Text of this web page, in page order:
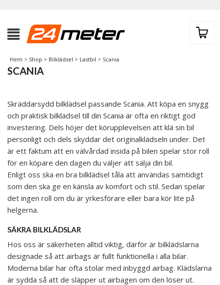
Hem > Shop > Bilklädsel > Lastbil > Scania
SCANIA
Skräddarsydd bilklädsel passande Scania. Att köpa en snygg
och praktisk bilklädsel till din Scania är ofta en riktigt god
investering. Dels höjer det körupplevelsen att klä sin bil
personligt och dels skyddar det originalklädseln under. Det
är ett faktum att en välvårdad insida på bilen spelar stor roll
för en köpare den dagen du väljer att sälja din bil.
Enligt oss ska en bra bilklädsel tåla att användas samtidigt
som den ska ge en känsla av komfort och stil. Sedan spelar
det ingen roll om du är yrkesförare eller bara kör lite på
helgerna.
SÄKRA BILKLÄDSLAR
Hos oss är säkerheten alltid viktig, därför är bilklädslarna
designade så att airbags är fullt funktionella i alla bilar.
Moderna bilar har ofta stolar med inbyggd airbag. Klädslarna
är sydda så att de släpper ut airbagen om den löser ut.